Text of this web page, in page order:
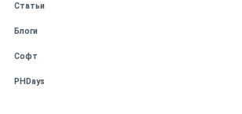
Статьи
Блоги
Софт
PHDays